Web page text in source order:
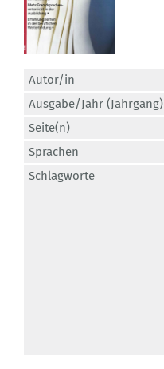
Autor/in
Ausgabe/Jahr (Jahrgang)
Seite(n)
Sprachen
Schlagworte